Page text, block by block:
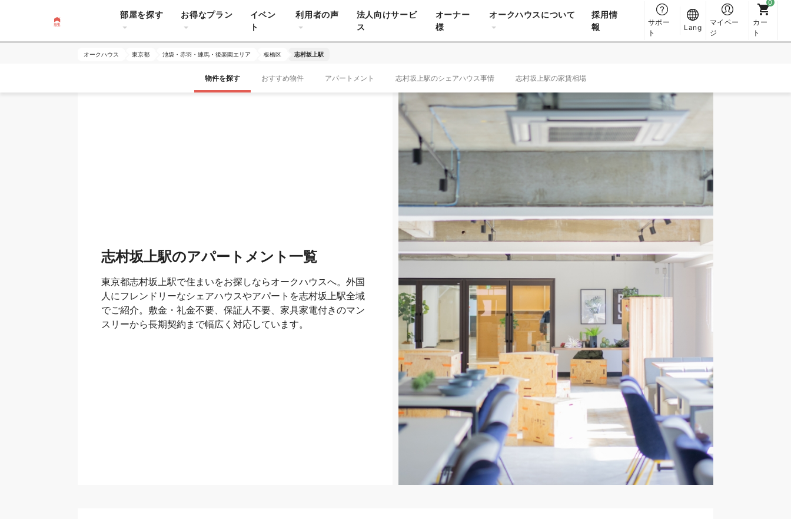
部屋を探す お得なプラン
イベン
ト
利用者の声
法人向けサービ
ス
オーナー
様
オークハウスについて
採用情
報
サポー
ト
Lang
マイペー
ジ
カー
ト
オークハウス 東京都 池袋・赤羽・練馬・後楽園エリア 板橋区 志村坂上駅
物件を探す おすすめ物件 アパートメント 志村坂上駅のシェアハウス事情 志村坂上駅の家賃相場
志村坂上駅のアパートメント一覧
東京都志村坂上駅で住まいをお探しならオークハウスへ。外国
人にフレンドリーなシェアハウスやアパートを志村坂上駅全域
でご紹介。敷金・礼金不要、保証人不要、家具家電付きのマン
スリーから長期契約まで幅広く対応しています。